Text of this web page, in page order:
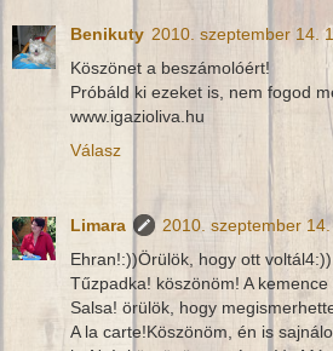
Benikuty 2010. szeptember 14.
Köszönet a beszámolóért!
Próbáld ki ezeket is, nem fogod
www.igazioliva.hu
Válasz
Limara
2010. szeptember
Ehran!:))Örülök, hogy ott voltál4:))
Tűzpadka! köszönöm! A
Salsa! örülök, hogy
A la carte!Köszönöm, én is